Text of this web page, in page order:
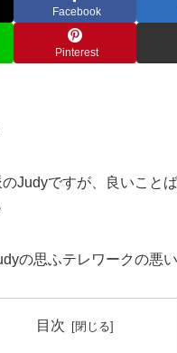
Facebook
Pinterest
Judyですが、良いこと
の思ふテレワークの悪
目次